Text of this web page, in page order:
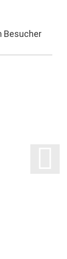
Besucher